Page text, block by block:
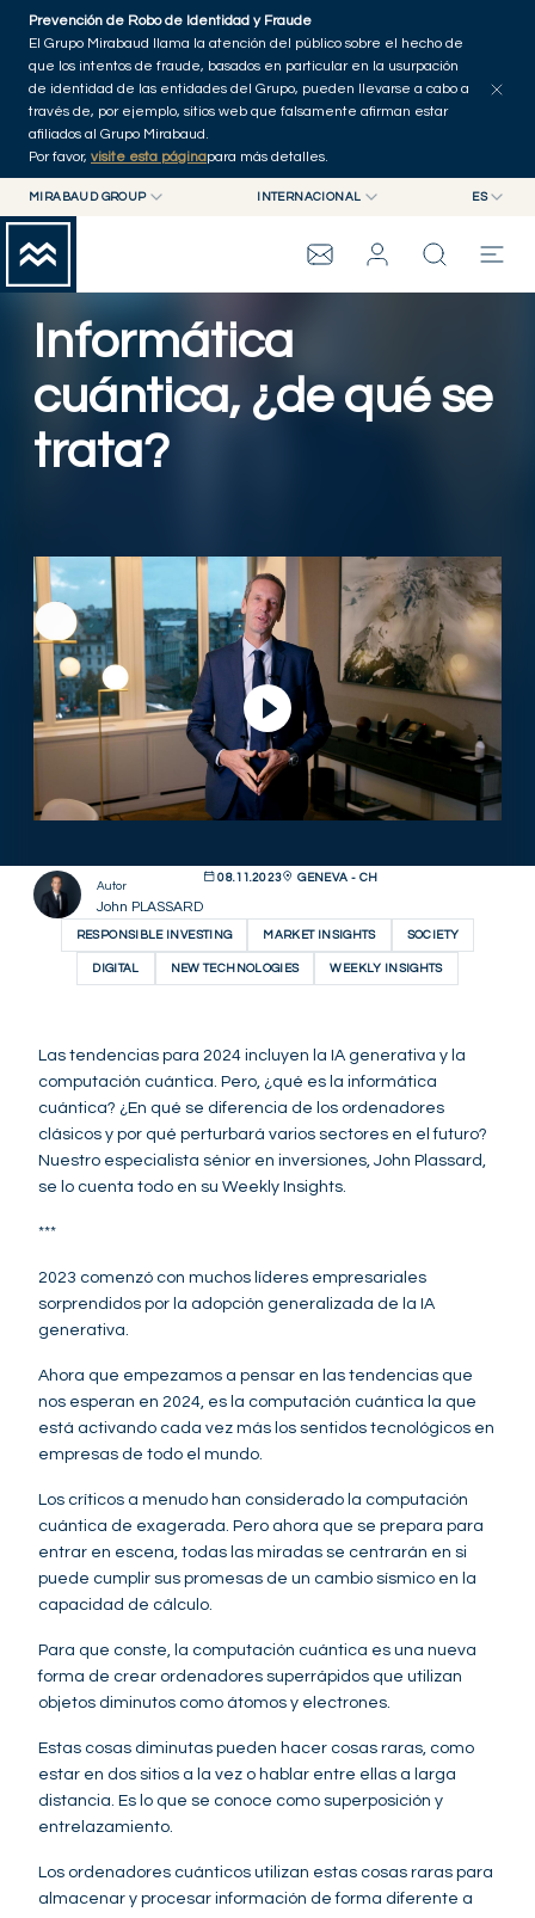
Skip to main content
Prevención de Robo de Identidad y Fraude
El Grupo Mirabaud llama la atención del público sobre el hecho de
que los intentos de fraude, basados en particular en la usurpación
de identidad de las entidades del Grupo, pueden llevarse a cabo a
través de, por ejemplo, sitios web que falsamente afirman estar
afiliados al Grupo Mirabaud.
Por favor, visite esta páginapara más detalles.
MIRABAUD GROUP
MIRABAUD ASSET MANAGEMENT
MIRABAUD INVESTMENTS
INTERNACIONAL ES
FR
DE
GRUPO MIRABAUD
THE VIEW
SERVICIOS
Inicio
Informática
cuántica, ¿de qué se
trata?
Ver vídeo
Autor
John PLASSARD
08.11.2023 GENEVA - CH
RESPONSIBLE INVESTING MARKET INSIGHTS SOCIETY
DIGITAL NEW TECHNOLOGIES WEEKLY INSIGHTS
Las tendencias para 2024 incluyen la IA generativa y la
computación cuántica. Pero, ¿qué es la informática
cuántica? ¿En qué se diferencia de los ordenadores
clásicos y por qué perturbará varios sectores en el futuro?
Nuestro especialista sénior en inversiones, John Plassard,
se lo cuenta todo en su Weekly Insights.
***
2023 comenzó con muchos líderes empresariales
sorprendidos por la adopción generalizada de la IA
generativa.
Ahora que empezamos a pensar en las tendencias que
nos esperan en 2024, es la computación cuántica la que
está activando cada vez más los sentidos tecnológicos en
empresas de todo el mundo.
Los críticos a menudo han considerado la computación
cuántica de exagerada. Pero ahora que se prepara para
entrar en escena, todas las miradas se centrarán en si
puede cumplir sus promesas de un cambio sísmico en la
capacidad de cálculo.
Para que conste, la computación cuántica es una nueva
forma de crear ordenadores superrápidos que utilizan
objetos diminutos como átomos y electrones.
Estas cosas diminutas pueden hacer cosas raras, como
estar en dos sitios a la vez o hablar entre ellas a larga
distancia. Es lo que se conoce como superposición y
entrelazamiento.
Los ordenadores cuánticos utilizan estas cosas raras para
almacenar y procesar información de forma diferente a